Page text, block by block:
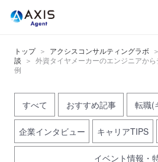
トップ アクシスコンサルティングラボ
談
外資タイヤメーカーのエンジニアか
例
すべて おすすめ記事 転職(
企業インタビュー キャリアTIPS
イベント情報・